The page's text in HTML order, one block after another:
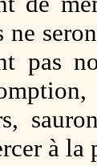
ne
pas
à la